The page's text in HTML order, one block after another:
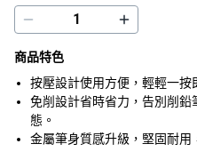
商品特色
按壓設計使用方便，輕輕一按
免削設計省時省力，告別削
態。
金屬筆身質感升級，堅固耐用